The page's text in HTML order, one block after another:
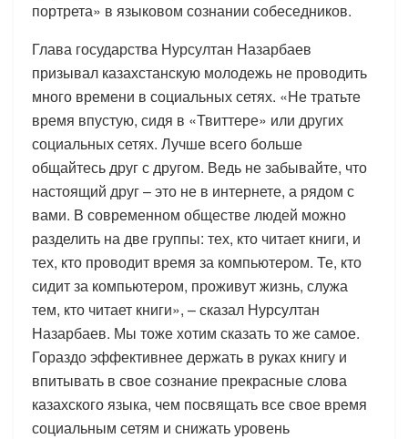
портрета» в языковом сознании собеседников.
Глава государства Нурсултан Назарбаев
призывал казахстанскую молодежь не проводить
много времени в социальных сетях. «Не тратьте
время впустую, сидя в «Твиттере» или других
социальных сетях. Лучше всего больше
общайтесь друг с другом. Ведь не забывайте, что
настоящий друг – это не в интернете, а рядом с
вами. В современном обществе людей можно
разделить на две группы: тех, кто читает книги, и
тех, кто проводит время за компьютером. Те, кто
сидит за компьютером, проживут жизнь, служа
тем, кто читает книги», – сказал Нурсултан
Назарбаев. Мы тоже хотим сказать то же самое.
Гораздо эффективнее держать в руках книгу и
впитывать в свое сознание прекрасные слова
казахского языка, чем посвящать все свое время
социальным сетям и снижать уровень